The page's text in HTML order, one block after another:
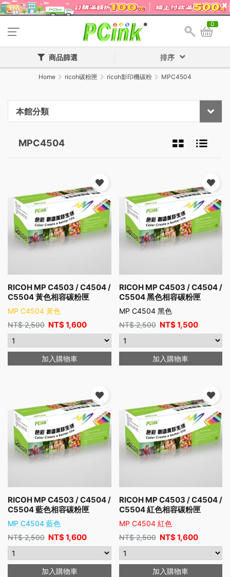
0
商品篩選 排序
Home ricoh碳粉匣 ricoh影印機碳粉 MPC4504
本館分類
MPC4504
RICOH MP C4503 / C4504 /
C5504 黃色相容碳粉匣
MP C4504 黃色
NT$2,500 NT$1,600
加入購物車
RICOH MP C4503 / C4504 /
C5504 黑色相容碳粉匣
MP C4504 黑色
NT$2,500 NT$1,500
加入購物車
RICOH MP C4503 / C4504 /
C5504 藍色相容碳粉匣
MP C4504 藍色
NT$2,500 NT$1,600
加入購物車
RICOH MP C4503 / C4504 /
C5504 紅色相容碳粉匣
MP C4504 紅色
NT$2,500 NT$1,600
加入購物車